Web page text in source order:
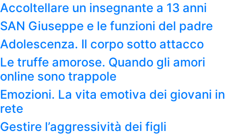
Accoltellare un insegnante a 13 anni
SAN Giuseppe e le funzioni del padre
Adolescenza. Il corpo sotto attacco
Le truffe amorose. Quando gli amori
online sono trappole
Emozioni. La vita emotiva dei giovani in
rete
Gestire l’aggressività dei figli